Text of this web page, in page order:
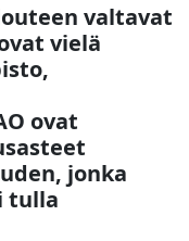
valtavat
vielä
ovat
jonka
tulla